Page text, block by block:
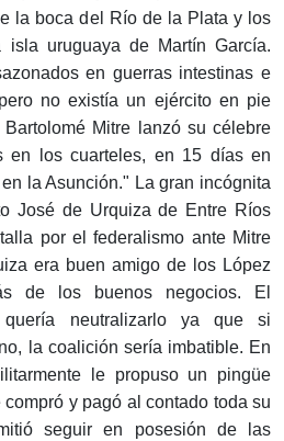
la boca del Río de la Plata y los
uruguaya de Martín García.
en guerras intestinas e
no existía un ejército en pie
Mitre lanzó su célebre
en los cuarteles, en 15 días en
la Asunción." La gran incógnita
José de Urquiza de Entre Ríos
por el federalismo ante Mitre
era buen amigo de los López
de los buenos negocios. El
quería neutralizarlo ya que si
la coalición sería imbatible. En
le propuso un pingüe
y pagó al contado toda su
seguir en posesión de las